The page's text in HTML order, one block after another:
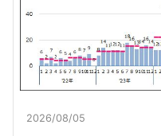
2026/08/05